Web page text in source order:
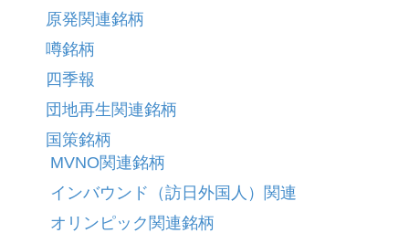
原発関連銘柄
噂銘柄
四季報
団地再生関連銘柄
国策銘柄
MVNO関連銘柄
インバウンド（訪日外国人）関連
オリンピック関連銘柄